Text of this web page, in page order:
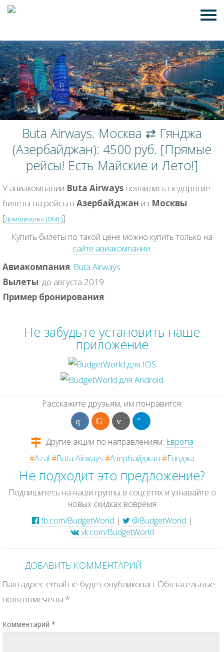
Buta Airways. Москва ⇄ Гянджа
(Азербайджан): 4500 руб. [Прямые
рейсы! Есть Майские и Лето!]
У авиакомпании Buta Airways появились недорогие
билеты на рейсы в Азербайджан из Москвы
[Домодедово (DME)].
Купить билеты по такой цене можно купить только на
сайте авиакомпании.
Авиакомпания: Buta Airways
Вылеты: до августа 2019
Пример бронирования:
Не забудьте установить наше
приложение
Расскажите друзьям, им понравится:
Другие акции по направлениям: Европа
#Azal #Buta Airways #Азербайджан #Гянджа
Не подходит это предложение?
Подпишитесь на наши группы в соцсетях и узнавайте о
новых скидках вовремя
fb.com/BudgetWorld | @BudgetWorld |
vk.com/BudgetWorld
ДОБАВИТЬ КОММЕНТАРИЙ
Ваш адрес email не будет опубликован. Обязательные
поля помечены *
Комментарий *